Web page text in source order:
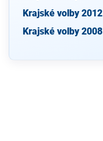
Krajské volby 2012
Krajské volby 2008